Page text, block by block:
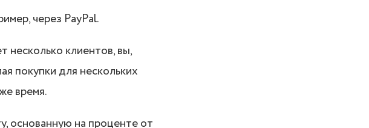
через PayPal.
несколько клиентов, вы,
покупки для нескольких
время.
основанную на проценте от